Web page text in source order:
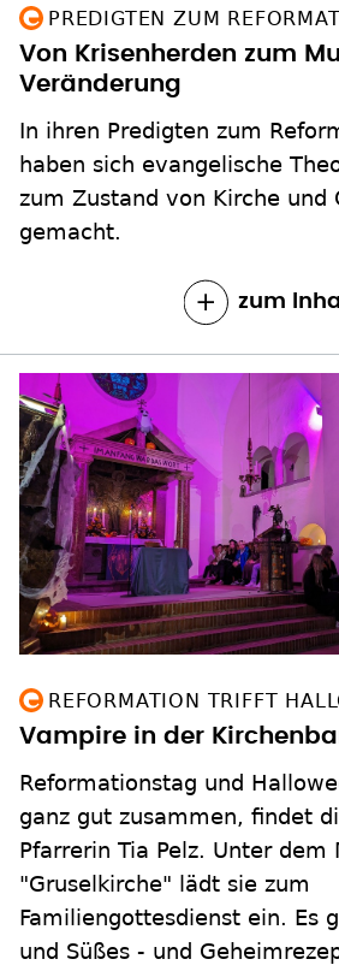
PREDIGTEN ZUM
Von Krisenherden zum
Veränderung
In ihren Predigten zum
haben sich evangelische
zum Zustand von Kirche und
gemacht.
zum
REFORMATION TRIFFT
Vampire in der
Reformationstag und
ganz gut zusammen, findet
Pfarrerin Tia Pelz. Unter dem
"Gruselkirche" lädt sie zum
Familiengottesdienst ein. Es
und Süßes - und